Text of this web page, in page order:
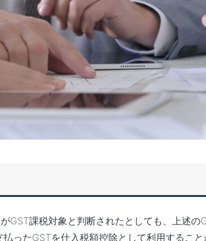
GST課税対象と判断されたとしても、上述の
ったGSTを仕入税額控除として利用するこ